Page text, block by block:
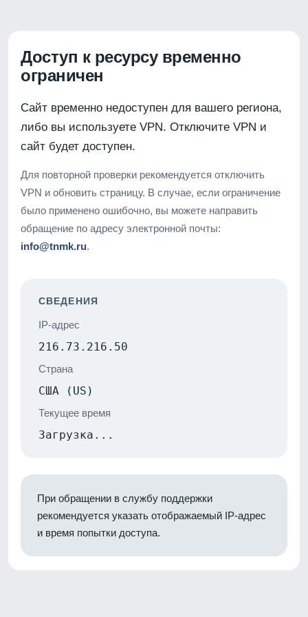
Доступ к ресурсу временно
ограничен
Сайт временно недоступен для вашего региона,
либо вы используете VPN. Отключите VPN и
сайт будет доступен.
Для повторной проверки рекомендуется отключить
VPN и обновить страницу. В случае, если ограничение
было применено ошибочно, вы можете направить
обращение по адресу электронной почты:
info@tnmk.ru.
СВЕДЕНИЯ
IP-адрес
216.73.216.50
Страна
США (US)
Текущее время
Загрузка...
При обращении в службу поддержки
рекомендуется указать отображаемый IP-адрес
и время попытки доступа.